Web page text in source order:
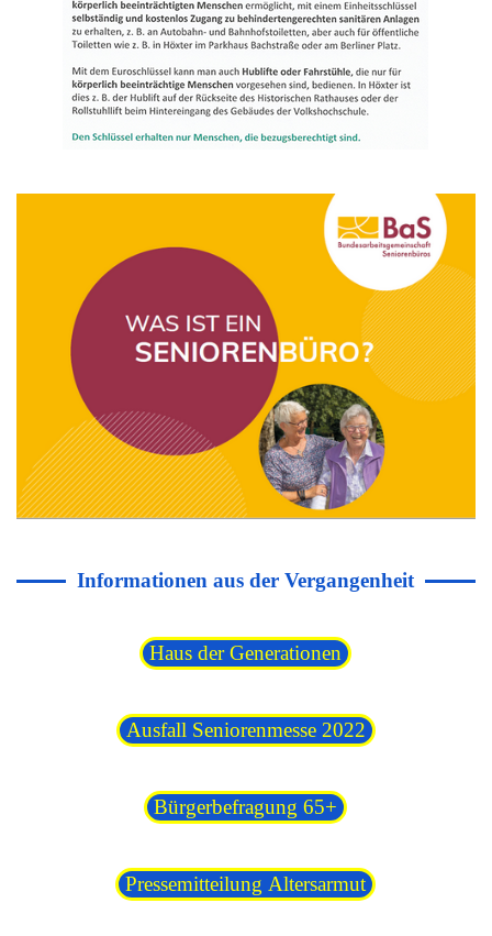
Informationen aus der Vergangenheit
Haus der Generationen
Ausfall Seniorenmesse 2022
Bürgerbefragung 65+
Pressemitteilung Altersarmut